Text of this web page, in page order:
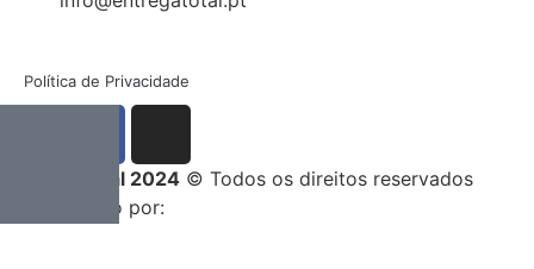
Política de Privacidade
Entrega Total 2024 © Todos os direitos reservados
Desenvolvido por: